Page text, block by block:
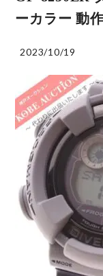
ーカラー 動
2023/10/19